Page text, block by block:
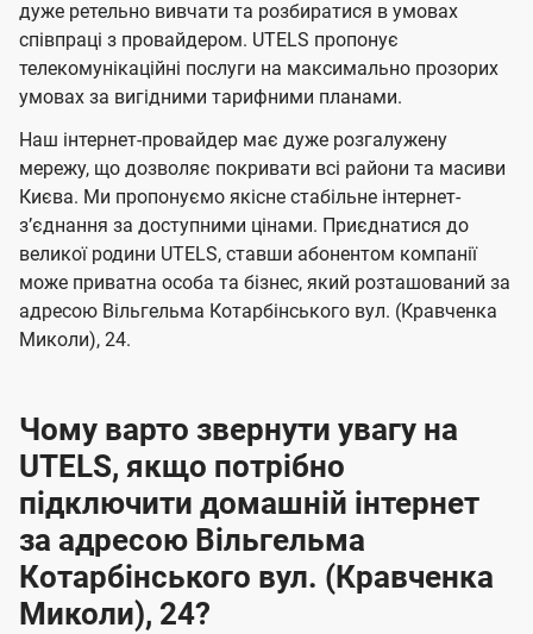
ї
U
t
e
l
s
ч
е
н
н
я
ч
е
н
н
я
дуже ретельно вивчати та розбиратися в умовах
співпраці з провайдером. UTELS пропонує
телекомунікаційні послуги на максимально прозорих
умовах за вигідними тарифними планами.
Наш інтернет-провайдер має дуже розгалужену
мережу, що дозволяє покривати всі райони та масиви
Києва. Ми пропонуємо якісне стабільне інтернет-
зʼєднання за доступними цінами. Приєднатися до
великої родини UTELS, ставши абонентом компанії
може приватна особа та бізнес, який розташований за
адресою Вільгельма Котарбінського вул. (Кравченка
Миколи), 24.
Чому варто звернути увагу на
UTELS, якщо потрібно
підключити домашній інтернет
за адресою Вільгельма
Котарбінського вул. (Кравченка
Миколи), 24?